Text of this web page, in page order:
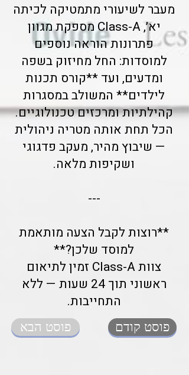
מעבר לשיעורי מתמטיקה לכיתה
יא׳, Class-A מספקת מגוון
פתרונות הוראה נוספים
למוסדות: החל מחיזוק בשפה
ומדעים, ועד **קורס תכנות
לילדים** המשולב במסגרות
קהילתיות ומרכזים טכנולוגיים.
הכל תחת אותה מטריה ניהולית
— שיבוץ מהיר, מעקב פדגוגי
ושקיפות מלאה.
---
**רוצות לקבל הצעה מותאמת
למוסד שלכן?**
צוות Class-A זמין לתיאום
ראשוני תוך 24 שעות — ללא
התחייבות.
פוסט הבא פוסט קודם